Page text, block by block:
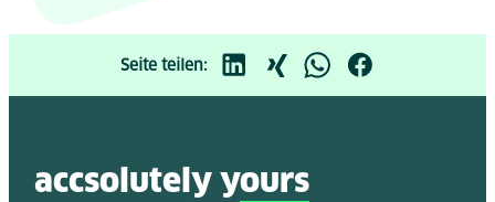
Seite teilen:
accsolutely yours